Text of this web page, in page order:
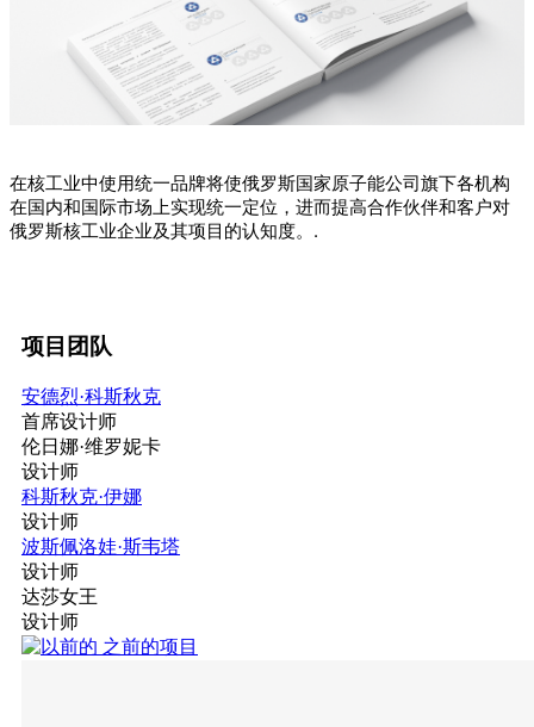
在核工业中使用统一品牌将使俄罗斯国家原子能公司旗下各机构
在国内和国际市场上实现统一定位，进而提高合作伙伴和客户对
俄罗斯核工业企业及其项目的认知度。.
项目团队
安德烈·科斯秋克
首席设计师
伦日娜·维罗妮卡
设计师
科斯秋克·伊娜
设计师
波斯佩洛娃·斯韦塔
设计师
达莎女王
设计师
之前的项目